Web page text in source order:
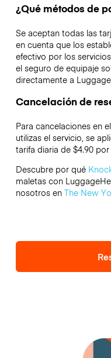
¿Qué métodos de
Se aceptan todas las
en cuenta que los
efectivo por los
el seguro de equipaje
directamente a
Cancelación de
Para cancelaciones en
utilizas el servicio, se
tarifa diaria de $4.90
Descubre por qué
maletas con
nosotros en The New